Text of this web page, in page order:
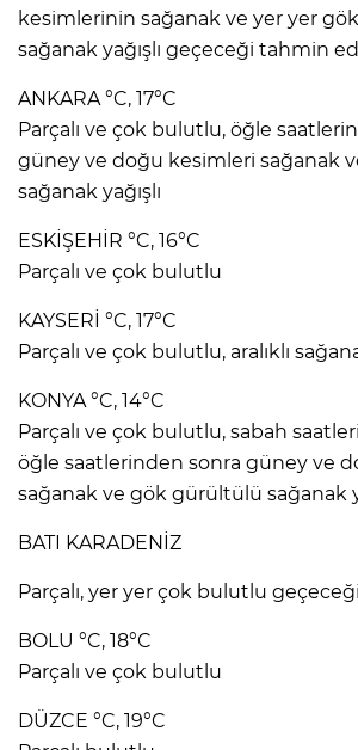
kesimlerinin sağanak ve yer yer
sağanak yağışlı geçeceği tahmin
ANKARA °C, 17°C
Parçalı ve çok bulutlu, öğle
güney ve doğu kesimleri sağanak
sağanak yağışlı
ESKİŞEHİR °C, 16°C
Parçalı ve çok bulutlu
KAYSERİ °C, 17°C
Parçalı ve çok bulutlu, aralıklı
KONYA °C, 14°C
Parçalı ve çok bulutlu, sabah
öğle saatlerinden sonra güney ve
sağanak ve gök gürültülü sağanak
BATI KARADENİZ
Parçalı, yer yer çok bulutlu
BOLU °C, 18°C
Parçalı ve çok bulutlu
DÜZCE °C, 19°C